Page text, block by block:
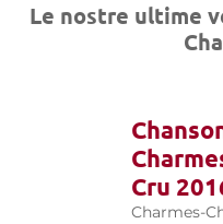
Le nostre ultime
Cru
Charmes-